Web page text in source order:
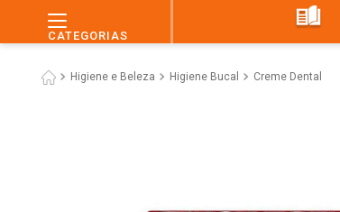
CATEGORIAS
Higiene e Beleza Higiene Bucal Creme Dental
café
3º queijo
7º arroz